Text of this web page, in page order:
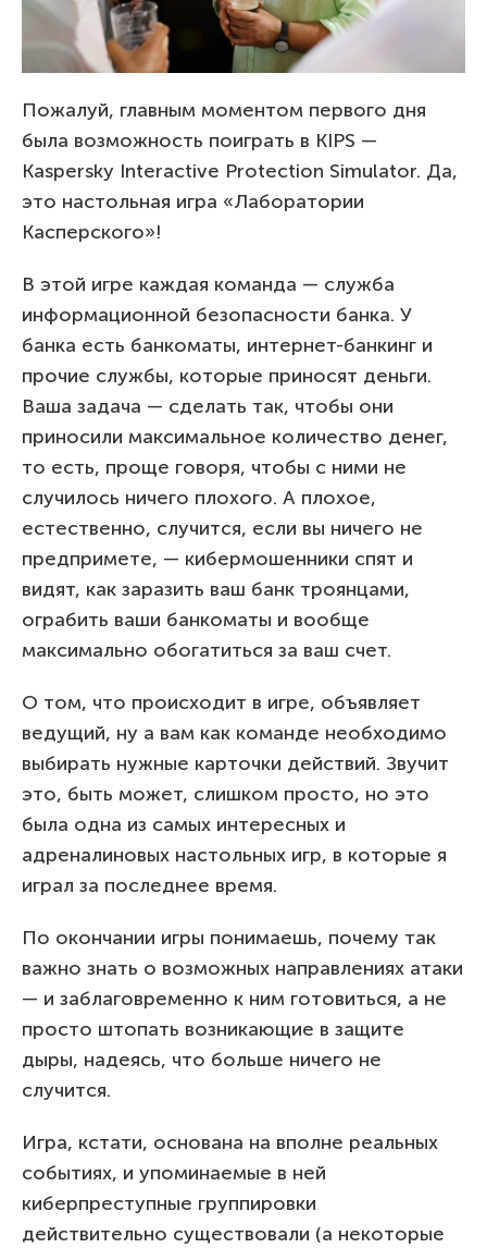
Пожалуй, главным моментом первого дня
была возможность поиграть в KIPS —
Kaspersky Interactive Protection Simulator. Да,
это настольная игра «Лаборатории
Касперского»!
В этой игре каждая команда — служба
информационной безопасности банка. У
банка есть банкоматы, интернет-банкинг и
прочие службы, которые приносят деньги.
Ваша задача — сделать так, чтобы они
приносили максимальное количество денег,
то есть, проще говоря, чтобы с ними не
случилось ничего плохого. А плохое,
естественно, случится, если вы ничего не
предпримете, — кибермошенники спят и
видят, как заразить ваш банк троянцами,
ограбить ваши банкоматы и вообще
максимально обогатиться за ваш счет.
О том, что происходит в игре, объявляет
ведущий, ну а вам как команде необходимо
выбирать нужные карточки действий. Звучит
это, быть может, слишком просто, но это
была одна из самых интересных и
адреналиновых настольных игр, в которые я
играл за последнее время.
По окончании игры понимаешь, почему так
важно знать о возможных направлениях атаки
— и заблаговременно к ним готовиться, а не
просто штопать возникающие в защите
дыры, надеясь, что больше ничего не
случится.
Игра, кстати, основана на вполне реальных
событиях, и упоминаемые в ней
киберпреступные группировки
действительно существовали (а некоторые